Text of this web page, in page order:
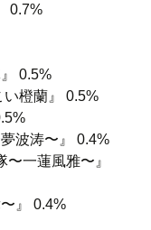
0.7%
0.5%
橙蘭』 0.5%
波涛〜』 0.4%
一蓮風雅〜』
』 0.4%